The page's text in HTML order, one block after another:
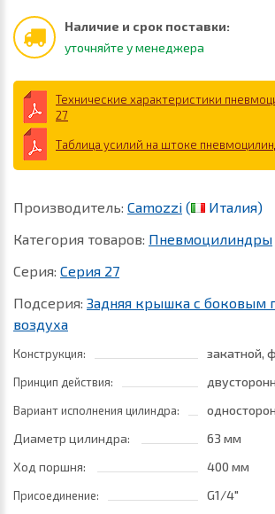
Наличие и срок поставки:
уточняйте у менеджера
Технические характеристики
27
Таблица усилий на штоке
Производитель: Camozzi (
Италия)
Категория товаров: Пневмоцилиндры
Серия: Серия 27
Подсерия: Задняя крышка с боковым
воздуха
Конструкция: закатной,
Принцип действия:
Вариант исполнения цилиндра:
Диаметр цилиндра:
63 мм
Ход поршня:
400 мм
Присоединение: G1/4"